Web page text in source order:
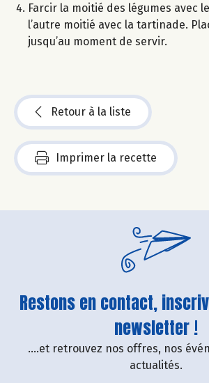
Farcir la moitié des légumes avec
l’autre moitié avec la tartinade.
jusqu’au moment de servir.
Retour à la liste
Imprimer la recette
Restons en contact,
newsletter !
....et retrouvez nos offres, nos
actualités.